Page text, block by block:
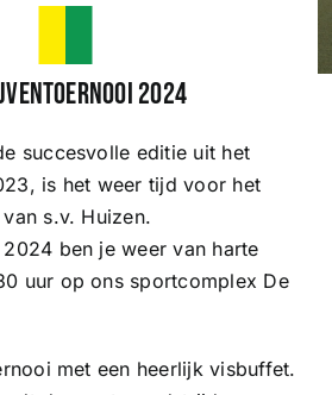
2024
succesvolle editie uit het
is het weer tijd voor het
s.v. Huizen.
ben je weer van harte
uur op ons sportcomplex De
met een heerlijk visbuffet.